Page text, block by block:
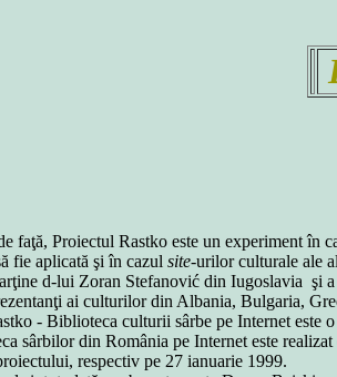
faţă, Proiectul Rastko este un experiment în
fie aplicată şi în cazul site-urilor culturale ale
d-lui Zoran Stefanović din Iugoslavia şi a
ai culturilor din Albania, Bulgaria,
- Biblioteca culturii sârbe pe Internet este
sârbilor din România pe Internet este
respectiv pe 27 ianuarie 1999.